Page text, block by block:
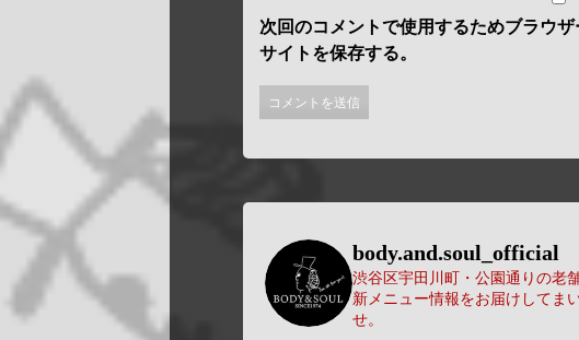
次回のコメントで使用するためブラウ
サイトを保存する。
body.and.soul_official
渋谷区宇田川町・公園通りの老
新メニュー情報をお届けしてま
せ。